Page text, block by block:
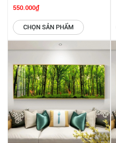
Và Hoa SGP 6142249
550.000₫
CHỌN SẢN PHẨM